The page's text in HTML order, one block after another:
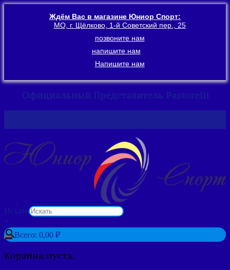
Ждём Вас в магазине Юниор Спорт:
МО, г. Щёлково, 1-й Советский пер., 25
позвоните нам
напишите нам
Напишите нам
Официальный Представитель Pastorelli
Искать
×
Всего: 0,00 ₽
Корзина пуста.